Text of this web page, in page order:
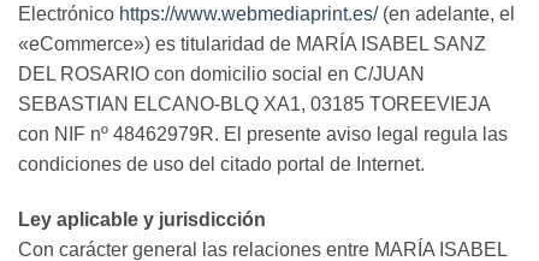
Electrónico https://www.webmediaprint.es/(en adelante, el
«eCommerce») es titularidad de MARÍA ISABEL SANZ
DEL ROSARIO con domicilio social en C/JUAN
SEBASTIAN ELCANO-BLQ XA1, 03185 TOREEVIEJA
con NIF nº 48462979R. El presente aviso legal regula las
condiciones de uso del citado portal de Internet.
Ley aplicable y jurisdicción
Con carácter general las relaciones entre MARÍA ISABEL